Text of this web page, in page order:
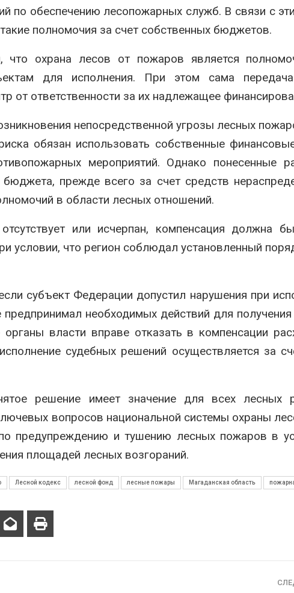
по обеспечению лесопожарных служб. В связи с
полномочия за счет собственных бюджетов.
что охрана лесов от пожаров является
для исполнения. При этом сама
от ответственности за их надлежащее
непосредственной угрозы лесных
обязан использовать собственные
мероприятий. Однако понесенные
прежде всего за счет средств
в области лесных отношений.
или исчерпан, компенсация должна
условии, что регион соблюдал установленный
субъект Федерации допустил нарушения при
необходимых действий для получения
власти вправе отказать в компенсации
судебных решений осуществляется за
решение имеет значение для всех лесных
вопросов национальной системы охраны
предупреждению и тушению лесных пожаров в
площадей лесных возгораний.
Лесной кодекс лесной фонд лесные пожары Магаданская область